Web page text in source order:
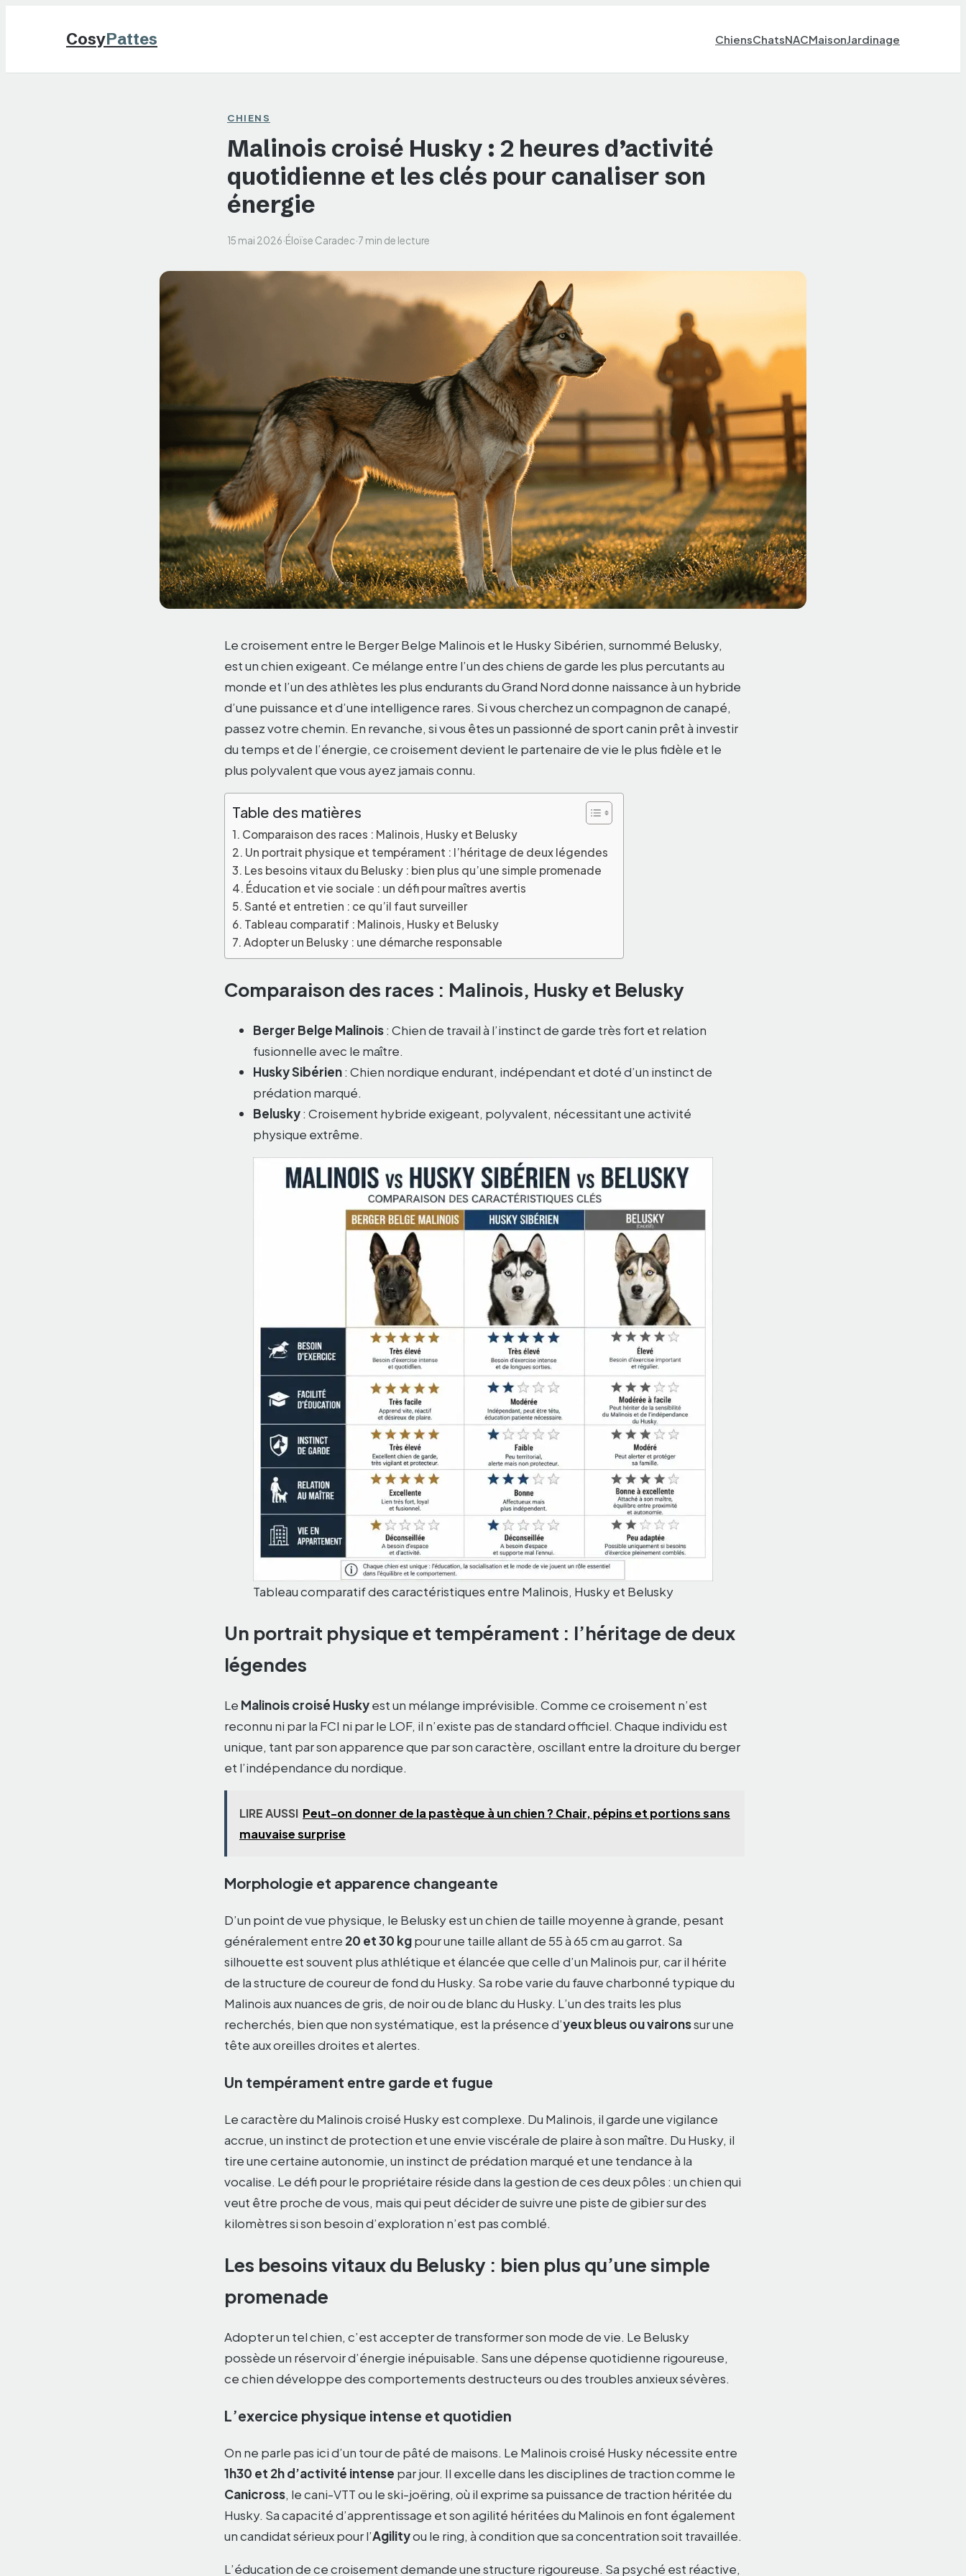
CosyPattes ChiensChatsNACMaisonJardinage
CHIENS
Malinois croisé Husky : 2 heures d’activité
quotidienne et les clés pour canaliser son
énergie
15 mai 2026·Éloïse Caradec·7 min de lecture
Le croisement entre le Berger Belge Malinois et le Husky Sibérien, surnommé Belusky,
est un chien exigeant. Ce mélange entre l’un des chiens de garde les plus percutants au
monde et l’un des athlètes les plus endurants du Grand Nord donne naissance à un hybride
d’une puissance et d’une intelligence rares. Si vous cherchez un compagnon de canapé,
passez votre chemin. En revanche, si vous êtes un passionné de sport canin prêt à investir
du temps et de l’énergie, ce croisement devient le partenaire de vie le plus fidèle et le
plus polyvalent que vous ayez jamais connu.
Table des matières
Comparaison des races : Malinois, Husky et Belusky
Un portrait physique et tempérament : l’héritage de deux légendes
Les besoins vitaux du Belusky : bien plus qu’une simple promenade
Éducation et vie sociale : un défi pour maîtres avertis
Santé et entretien : ce qu’il faut surveiller
Tableau comparatif : Malinois, Husky et Belusky
Adopter un Belusky : une démarche responsable
Comparaison des races : Malinois, Husky et Belusky
Berger Belge Malinois: Chien de travail à l’instinct de garde très fort et relation
fusionnelle avec le maître.
Husky Sibérien: Chien nordique endurant, indépendant et doté d’un instinct de
prédation marqué.
Belusky: Croisement hybride exigeant, polyvalent, nécessitant une activité
physique extrême.
Tableau comparatif des caractéristiques entre Malinois, Husky et Belusky
Un portrait physique et tempérament : l’héritage de deux
légendes
Le Malinois croisé Huskyest un mélange imprévisible. Comme ce croisement n’est
reconnu ni par la FCI ni par le LOF, il n’existe pas de standard officiel. Chaque individu est
unique, tant par son apparence que par son caractère, oscillant entre la droiture du berger
et l’indépendance du nordique.
LIRE AUSSI Peut-on donner de la pastèque à un chien ? Chair, pépins et portions sans
mauvaise surprise
Morphologie et apparence changeante
D’un point de vue physique, le Belusky est un chien de taille moyenne à grande, pesant
généralement entre 20 et 30 kgpour une taille allant de 55 à 65 cm au garrot. Sa
silhouette est souvent plus athlétique et élancée que celle d’un Malinois pur, car il hérite
de la structure de coureur de fond du Husky. Sa robe varie du fauve charbonné typique du
Malinois aux nuances de gris, de noir ou de blanc du Husky. L’un des traits les plus
recherchés, bien que non systématique, est la présence d’yeux bleus ou vaironssur une
tête aux oreilles droites et alertes.
Un tempérament entre garde et fugue
Le caractère du Malinois croisé Husky est complexe. Du Malinois, il garde une vigilance
accrue, un instinct de protection et une envie viscérale de plaire à son maître. Du Husky, il
tire une certaine autonomie, un instinct de prédation marqué et une tendance à la
vocalise. Le défi pour le propriétaire réside dans la gestion de ces deux pôles : un chien qui
veut être proche de vous, mais qui peut décider de suivre une piste de gibier sur des
kilomètres si son besoin d’exploration n’est pas comblé.
Les besoins vitaux du Belusky : bien plus qu’une simple
promenade
Adopter un tel chien, c’est accepter de transformer son mode de vie. Le Belusky
possède un réservoir d’énergie inépuisable. Sans une dépense quotidienne rigoureuse,
ce chien développe des comportements destructeurs ou des troubles anxieux sévères.
L’exercice physique intense et quotidien
On ne parle pas ici d’un tour de pâté de maisons. Le Malinois croisé Husky nécessite entre
1h30 et 2h d’activité intense par jour. Il excelle dans les disciplines de traction comme le
Canicross, le cani-VTT ou le ski-joëring, où il exprime sa puissance de traction héritée du
Husky. Sa capacité d’apprentissage et son agilité héritées du Malinois en font également
un candidat sérieux pour l’Agilityou le ring, à condition que sa concentration soit travaillée.
L’éducation de ce croisement demande une structure rigoureuse. Sa psyché est réactive,